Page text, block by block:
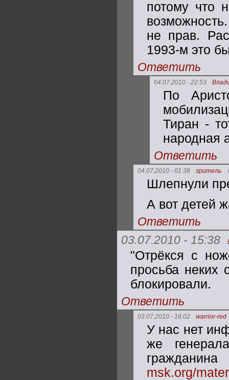
потому что
не прав.
1993-м это
Ответить
04.07.2010 - 22:53
По
Тиран -
народная
Ответить
04.07.2010 - 01:38 зритель
Шлепнули
А вот детей
Ответить
03.07.2010 - 15:38
"Отрёкся с
просьба неких
блокировали.
Ответить
03.07.2010 - 16:02 warrior-red
У нас нет
же
msk.org/